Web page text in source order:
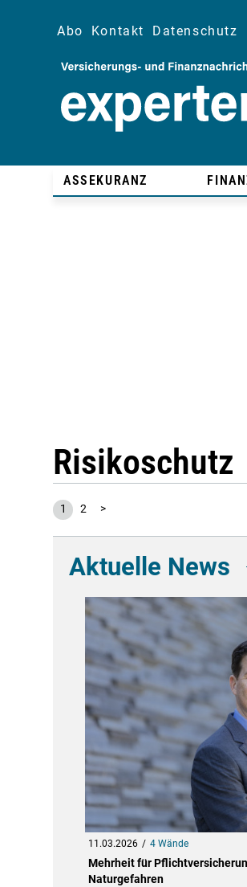
Abo Kontakt Datenschutz
ASSEKURANZ
Risikoschutz
1 2 >
Aktuelle News
11.03.2026 4 Wände
Mehrheit für
Naturgefahren